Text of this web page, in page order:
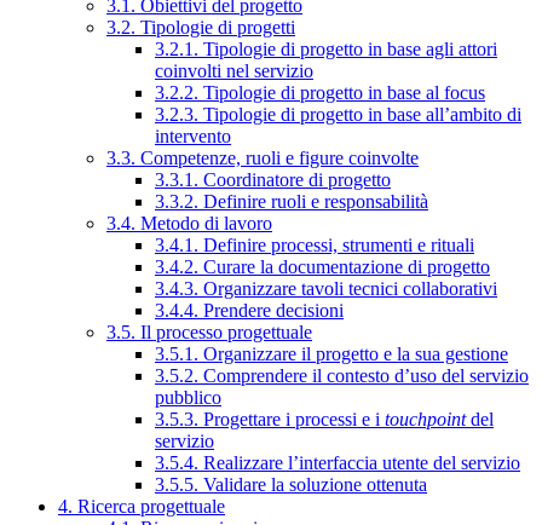
3.1. Obiettivi del progetto
3.2. Tipologie di progetti
3.2.1. Tipologie di progetto in base agli attori
coinvolti nel servizio
3.2.2. Tipologie di progetto in base al focus
3.2.3. Tipologie di progetto in base all’ambito di
intervento
3.3. Competenze, ruoli e figure coinvolte
3.3.1. Coordinatore di progetto
3.3.2. Definire ruoli e responsabilità
3.4. Metodo di lavoro
3.4.1. Definire processi, strumenti e rituali
3.4.2. Curare la documentazione di progetto
3.4.3. Organizzare tavoli tecnici collaborativi
3.4.4. Prendere decisioni
3.5. Il processo progettuale
3.5.1. Organizzare il progetto e la sua gestione
3.5.2. Comprendere il contesto d’uso del servizio
pubblico
3.5.3. Progettare i processi e i touchpointdel
servizio
3.5.4. Realizzare l’interfaccia utente del servizio
3.5.5. Validare la soluzione ottenuta
4. Ricerca progettuale